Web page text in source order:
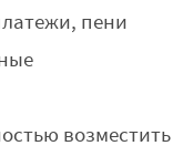
пени
возместить